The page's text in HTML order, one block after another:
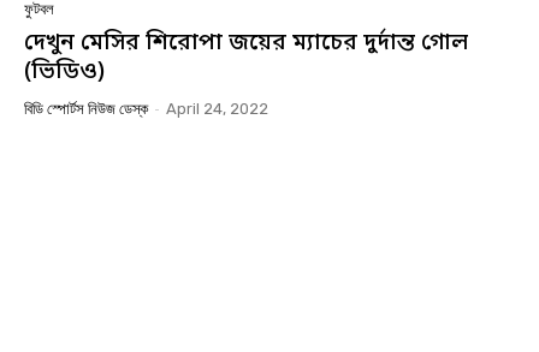
ফুটবল
দেখুন মেসির শিরোপা জয়ের ম্যাচের দুর্দান্ত গোল
(ভিডিও)
বিডি স্পোর্টস নিউজ ডেস্ক - April 24, 2022